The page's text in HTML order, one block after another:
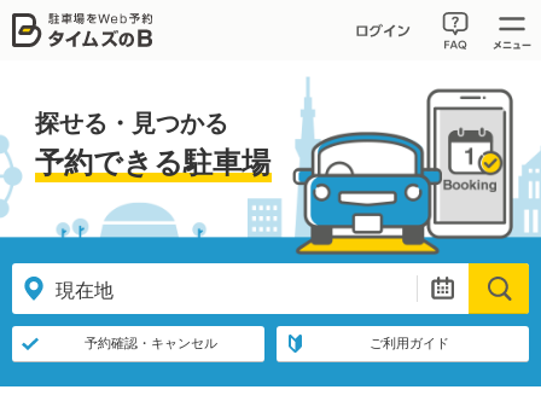
探せる・見つかる
予約できる駐車場
予約確認・キャンセル ご利用ガイド